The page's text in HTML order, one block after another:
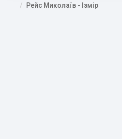
Рейс Миколаїв - Ізмір